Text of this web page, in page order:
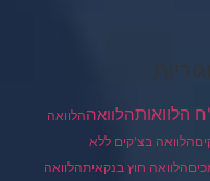
הלוואותהלוואההלוואה
הלוואה בצ'קים ללא
הלוואה חוץ בנקאיתהלוואה